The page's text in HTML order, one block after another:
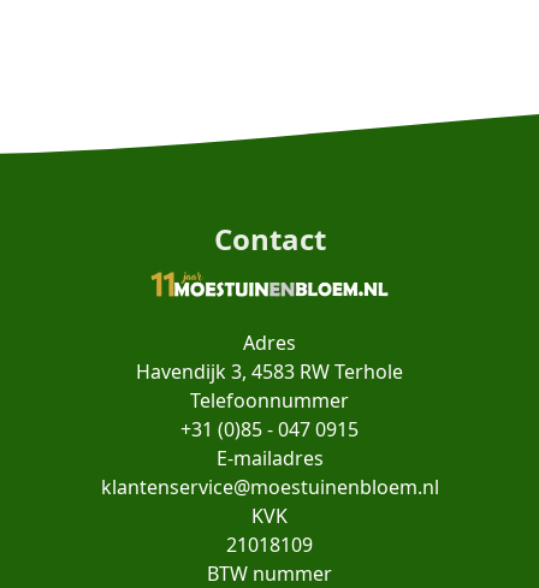
Contact
Adres
Havendijk 3, 4583 RW Terhole
Telefoonnummer
+31 (0)85 - 047 0915
E-mailadres
klantenservice@moestuinenbloem.nl
KVK
21018109
BTW nummer